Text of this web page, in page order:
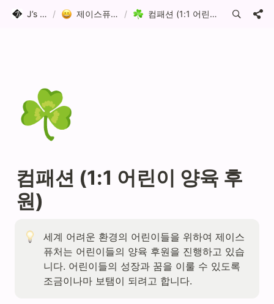
J’s Future / 제이스퓨처 이야기 / 컴패션 (1:1 어린이 양육 후원)
☘️
컴패션 (1:1 어린이 양육 후
원)
세계 어려운 환경의 어린이들을 위하여 제이스
퓨처는 어린이들의 양육 후원을 진행하고 있습
니다. 어린이들의 성장과 꿈을 이룰 수 있도록
조금이나마 보탬이 되려고 합니다.